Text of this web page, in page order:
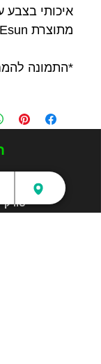
מתוצרת Esun
*התמונה